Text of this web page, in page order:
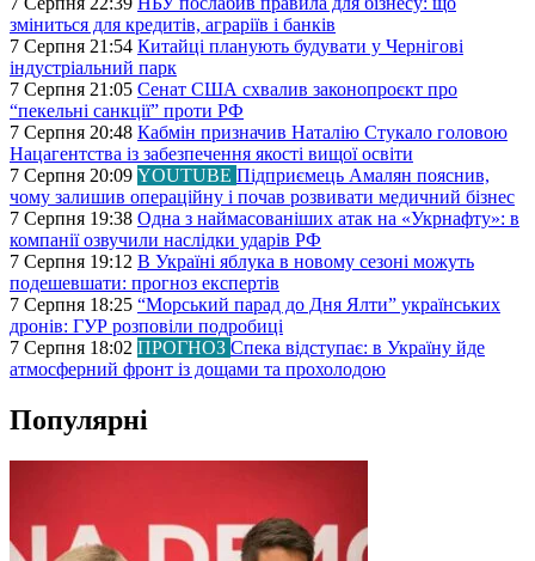
зміниться для кредитів, аграріїв і банків
7 Серпня 21:54 Китайці планують будувати у Чернігові
індустріальний парк
7 Серпня 21:05 Сенат США схвалив законопроєкт про
“пекельні санкції” проти РФ
7 Серпня 20:48 Кабмін призначив Наталію Стукало головою
Нацагентства із забезпечення якості вищої освіти
7 Серпня 20:09 YOUTUBE Підприємець Амалян пояснив,
чому залишив операційну і почав розвивати медичний бізнес
7 Серпня 19:38 Одна з наймасованіших атак на «Укрнафту»: в
компанії озвучили наслідки ударів РФ
7 Серпня 19:12 В Україні яблука в новому сезоні можуть
подешевшати: прогноз експертів
7 Серпня 18:25 “Морський парад до Дня Ялти” українських
дронів: ГУР розповіли подробиці
7 Серпня 18:02 ПРОГНОЗ Спека відступає: в Україну йде
атмосферний фронт із дощами та прохолодою
Популярні